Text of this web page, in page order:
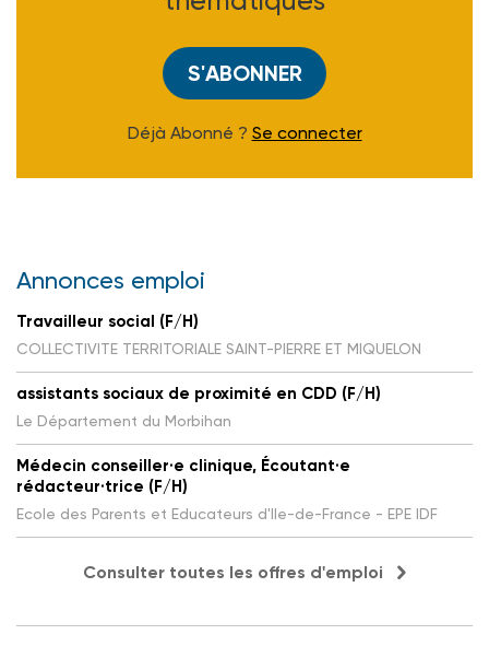
S'ABONNER
Déjà Abonné ? Se connecter
Annonces emploi
Travailleur social (F/H)
COLLECTIVITE TERRITORIALE SAINT-PIERRE ET MIQUELON
assistants sociaux de proximité en CDD (F/H)
Le Département du Morbihan
Médecin conseiller·e clinique, Écoutant·e
rédacteur·trice (F/H)
Ecole des Parents et Educateurs d'Ile-de-France - EPE IDF
Consulter toutes les offres d'emploi